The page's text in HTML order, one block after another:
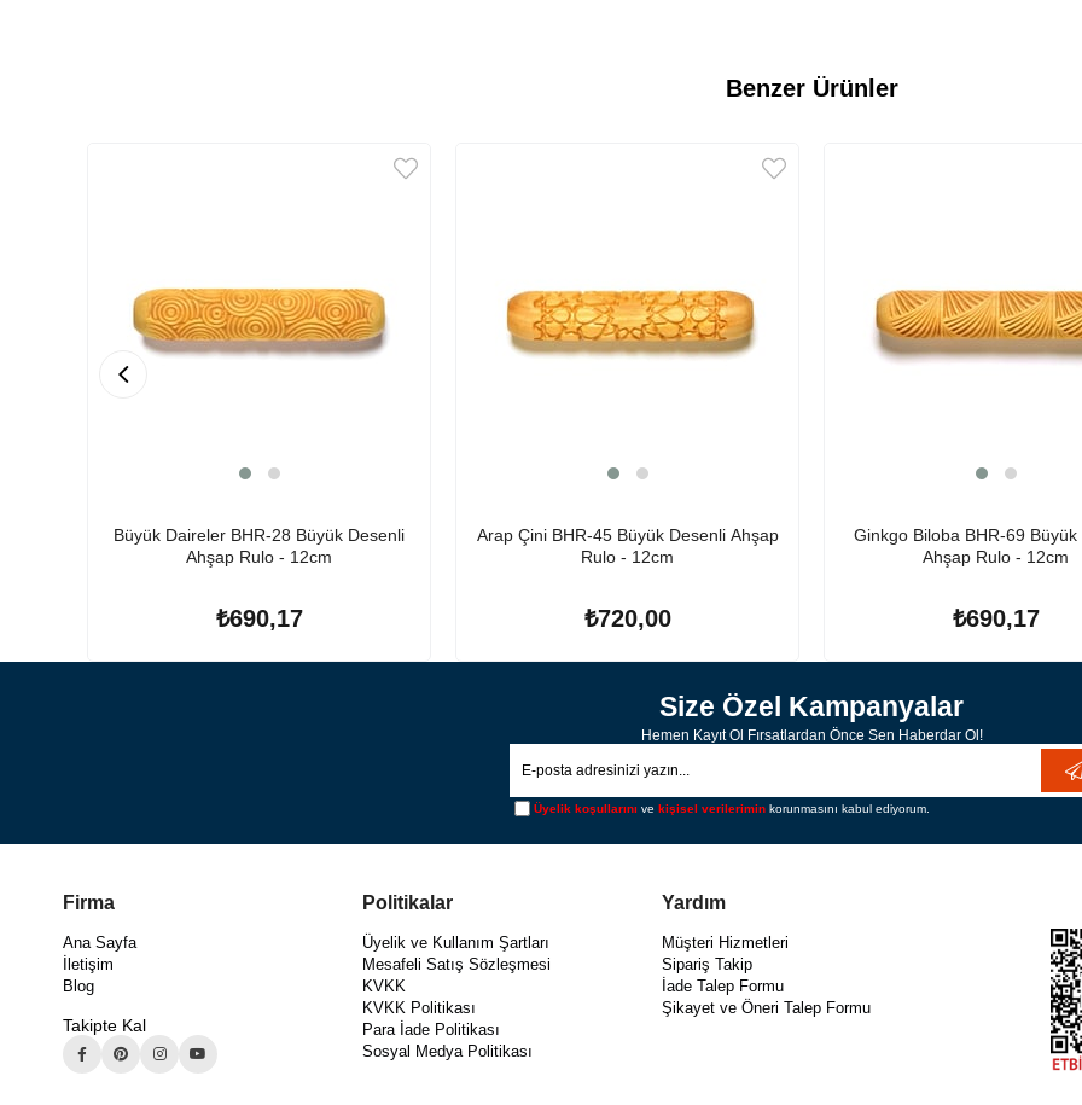
Benzer Ürünler
Büyük Daireler BHR-28 Büyük Desenli
Ahşap Rulo - 12cm
₺690,17
Arap Çini BHR-45 Büyük Desenli Ahşap
Rulo - 12cm
₺720,00
Ginkgo Biloba BHR-69 Büyük
Ahşap Rulo - 12cm
₺690,17
Size Özel Kampanyalar
Hemen Kayıt Ol Fırsatlardan Önce Sen Haberdar Ol!
Üyelik koşullarını ve kişisel verilerimin korunmasını kabul ediyorum.
Firma
Ana Sayfa
İletişim
Blog
Takipte Kal
Politikalar
Üyelik ve Kullanım Şartları
Mesafeli Satış Sözleşmesi
KVKK
KVKK Politikası
Para İade Politikası
Sosyal Medya Politikası
Yardım
Müşteri Hizmetleri
Sipariş Takip
İade Talep Formu
Şikayet ve Öneri Talep Formu